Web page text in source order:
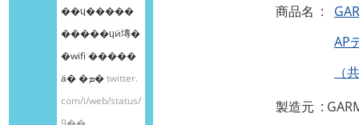
��ɥ�����
�����ɥӥ塼�
�wifi �����
ä� �ܡ�twitter.
com/i/web/status/
商品名 :
AP
（
製造元 :